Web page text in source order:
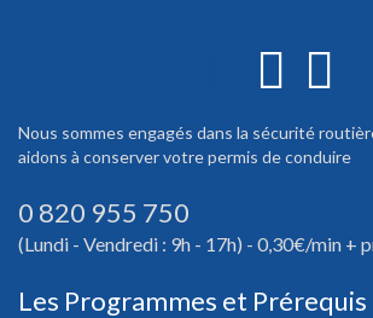
Nous sommes engagés dans la sécurité
aidons à conserver votre permis de conduire
0 820 955 750
(Lundi - Vendredi : 9h - 17h) - 0,30€/min +
Les Programmes et Prérequis